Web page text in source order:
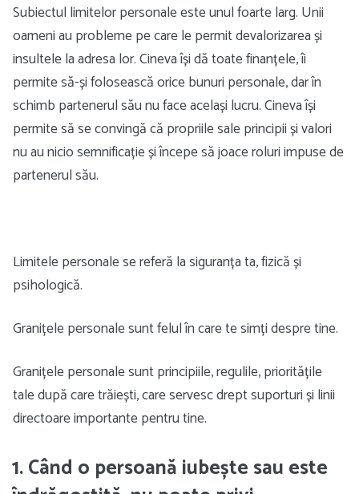
Subiectul limitelor personale este unul foarte larg. Unii
oameni au probleme pe care le permit devalorizarea și
insultele la adresa lor. Cineva își dă toate finanțele, îi
permite să-și folosească orice bunuri personale, dar în
schimb partenerul său nu face același lucru. Cineva își
permite să se convingă că propriile sale principii și valori
nu au nicio semnificație și începe să joace roluri impuse de
partenerul său.
Limitele personale se referă la siguranța ta, fizică și
psihologică.
Granițele personale sunt felul în care te simți despre tine.
Granițele personale sunt principiile, regulile, prioritățile
tale după care trăiești, care servesc drept suporturi și linii
directoare importante pentru tine.
1. Când o persoană iubește sau este